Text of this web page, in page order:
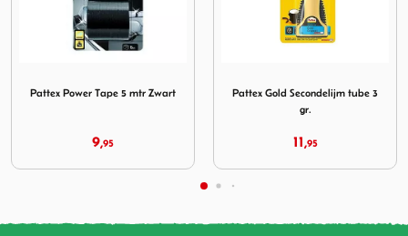
Pattex Gold Secondelijm tube 3
11,
Bo-Camp Reparatiedoek
Opstrijkbaar Katoen Wit
7,